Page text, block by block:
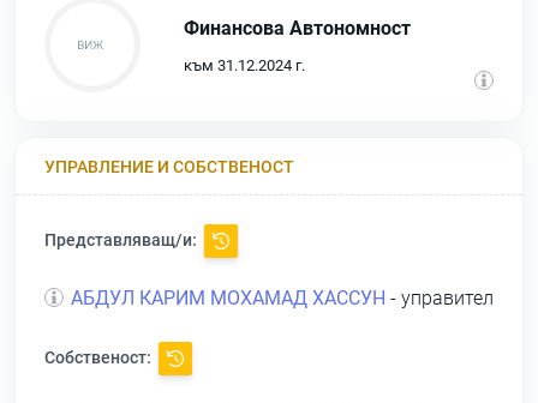
Финансова Автономност
към 31.12.2024 г.
УПРАВЛЕНИЕ И СОБСТВЕНОСТ
Представляващ/и:
АБДУЛ КАРИМ МОХАМАД ХАССУН - управител
Собственост: